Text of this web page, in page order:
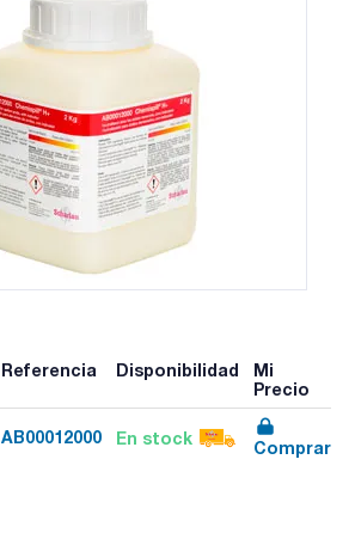
Referencia Disponibilidad
Mi
Precio
AB00012000 En stock Comprar